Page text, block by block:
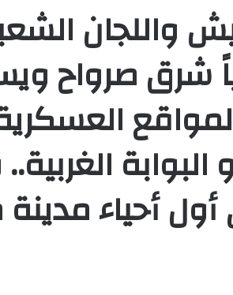
واللجان
شرق صرواح
أحياء